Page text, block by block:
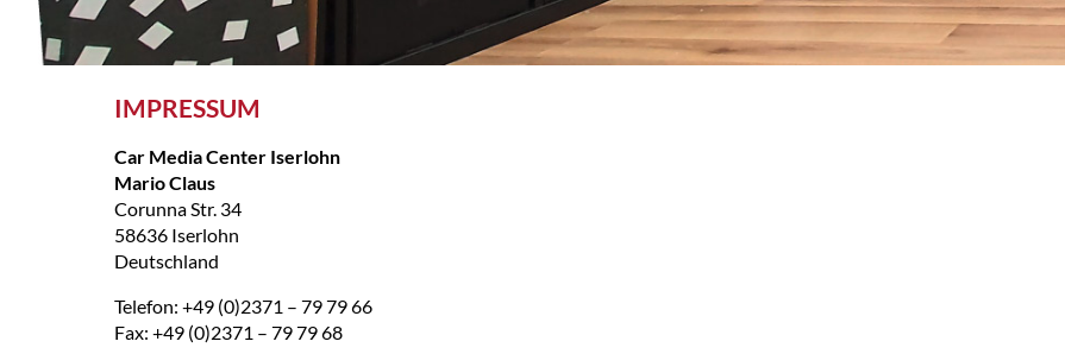
IMPRESSUM
Car Media Center Iserlohn
Mario Claus
Corunna Str. 34
58636 Iserlohn
Deutschland
Telefon: +49 (0)2371 – 79 79 66
Fax: +49 (0)2371 – 79 79 68